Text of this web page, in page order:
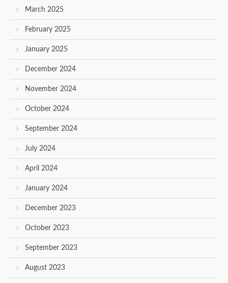
March 2025
February 2025
January 2025
December 2024
November 2024
October 2024
September 2024
July 2024
April 2024
January 2024
December 2023
October 2023
September 2023
August 2023